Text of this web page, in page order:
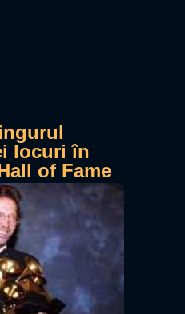
locuri în
of Fame